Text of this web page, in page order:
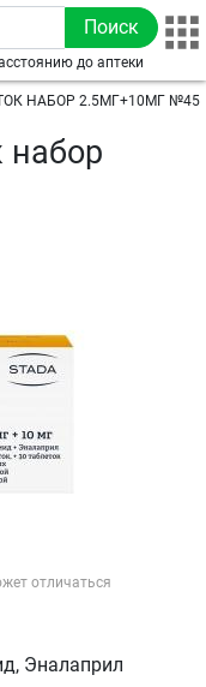
до аптеки
НАБОР 2.5МГ+10МГ №45
набор
отличаться
Эналаприл